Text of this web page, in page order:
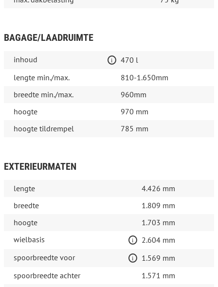
BAGAGE/LAADRUIMTE
inhoud
470 l
lengte min./max.
810-1.650mm
breedte min./max.
960mm
hoogte
970 mm
hoogte tildrempel
785 mm
EXTERIEURMATEN
lengte
4.426 mm
breedte
1.809 mm
hoogte
1.703 mm
wielbasis
2.604 mm
spoorbreedte voor
1.569 mm
spoorbreedte achter
1.571 mm